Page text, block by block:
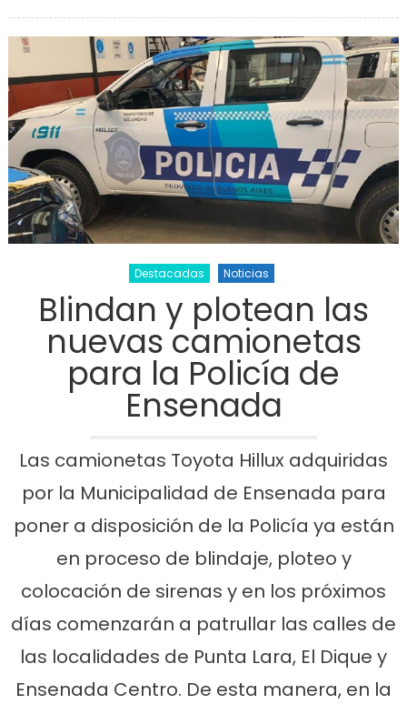
Destacadas Noticias
Blindan y plotean las
nuevas camionetas
para la Policía de
Ensenada
Las camionetas Toyota Hillux adquiridas
por la Municipalidad de Ensenada para
poner a disposición de la Policía ya están
en proceso de blindaje, ploteo y
colocación de sirenas y en los próximos
días comenzarán a patrullar las calles de
las localidades de Punta Lara, El Dique y
Ensenada Centro. De esta manera, en la